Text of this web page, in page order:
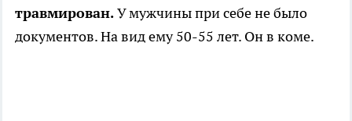
травмирован.У мужчины при себе не было
документов. На вид ему 50-55 лет. Он в коме.